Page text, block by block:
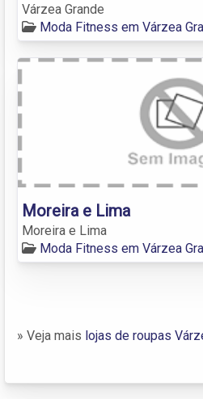
Várzea Grande
Moda Fitness em Várzea
Moreira e Lima
Moreira e Lima
Moda Fitness em Várzea
» Veja mais lojas de roupas